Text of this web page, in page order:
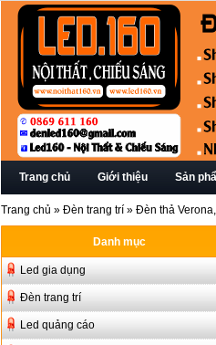
Trang chủ Giới thiệu Sản
Trang chủ » Đèn trang trí » Đèn thả
Danh mục
Led gia dụng
Đèn trang trí
Led quảng cáo